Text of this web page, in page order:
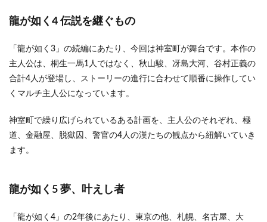
龍が如く4 伝説を継ぐもの
「龍が如く3」の続編にあたり、今回は神室町が舞台です。本作の
主人公は、桐生一馬1人ではなく、秋山駿、冴島大河、谷村正義の
合計4人が登場し、ストーリーの進行に合わせて順番に操作してい
くマルチ主人公になっています。
神室町で繰り広げられているある計画を、主人公のそれぞれ、極
道、金融屋、脱獄囚、警官の4人の漢たちの観点から紐解いていき
ます。
龍が如く5 夢、叶えし者
「龍が如く4」の2年後にあたり、東京の他、札幌、名古屋、大